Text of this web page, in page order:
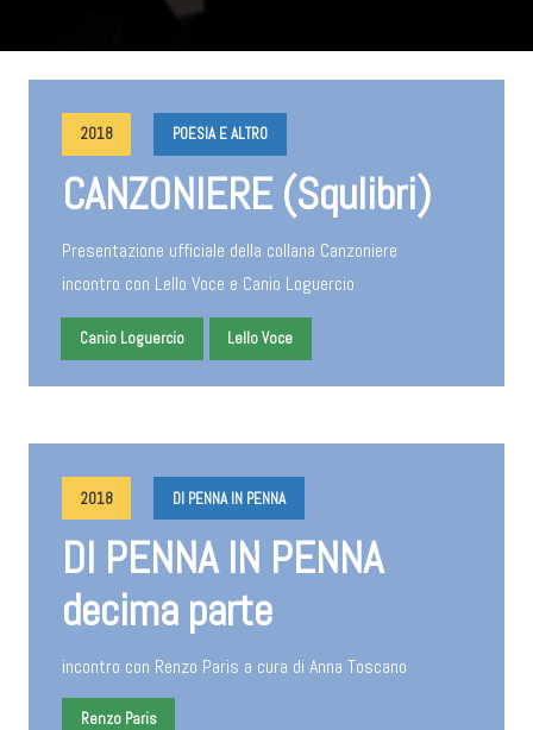
2018 POESIA E ALTRO
CANZONIERE (Squlibri)
Presentazione ufficiale della collana Canzoniere
incontro con Lello Voce e Canio Loguercio
Canio Loguercio Lello Voce
2018 DI PENNA IN PENNA
DI PENNA IN PENNA
decima parte
incontro con Renzo Paris a cura di Anna Toscano
Renzo Paris